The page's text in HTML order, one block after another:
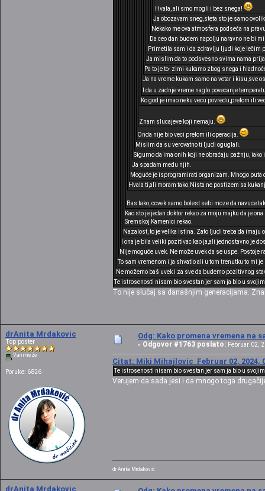
Hvala, ali smo mogli i bez snega!
Ja obozavam sneg,steta sto je samo
Nekako me ova atmosfera podseća na
Da ceo dan budem napolju naravno ne bi
Primetila sam i da zdravlju ljudi koje lečim
Ja mislim da to podsvesno svima nama
Pa to je to- zimi kukamo zbog snega i
Ja na vreme kukam samo na vetar i kisu,sve
I da u zadnje vreme naglo povecanje
Ko god je imao neku vecu povredu,prelom ili
Znam slucajeve koji nemaju.
Onda nije bio veci prelom ili operacija.
Mislim da su verovatno ti ljudi oguglali.
Sigurno da ima onih koji ne obraćaju pažnju, iako
Ja spadam medu njih.
Moguće je isprogramirati organizam. Mnogo puta
Hvala ti,ali moram tako.Nista ne postizem sa
Bas tako, covek samo bolest sebi moze da navuce
Kao sto je jedan doktor rekao za moju majku da je
Sremskoj Kamenici rekao.
Nazalost, to je velika istina. Zato ljudi treba da imaju
I ona je bila veliki pozitivac kao ja,ali jednostavno je
Nije moguće uvek. Ne može uvek da se uspe. Postoje
To sam vremenom i ja shvatio ali u tom trenutku to mi
Ne možemo baš uvek i za sve da budemo pozitivnog
Te istrosenosti nisam bio svestan jer sam ja bio u
To nije slučaj sa današnjim generacijama.
drAnita Mrdakovic
Top poster
Van mreže
Poruke: 6826
Odg: Kako promena vremena na
« Odgovor #1763 poslato: Februar 02,
Citat: Miki Mihajlovic Februar 02, 2024,
Te istrosenosti nisam bio svestan jer sam ja bio u
Verujem da sada jesi i da mnogo toga
dr Anita Mrdaković
drAnita Mrdakovic